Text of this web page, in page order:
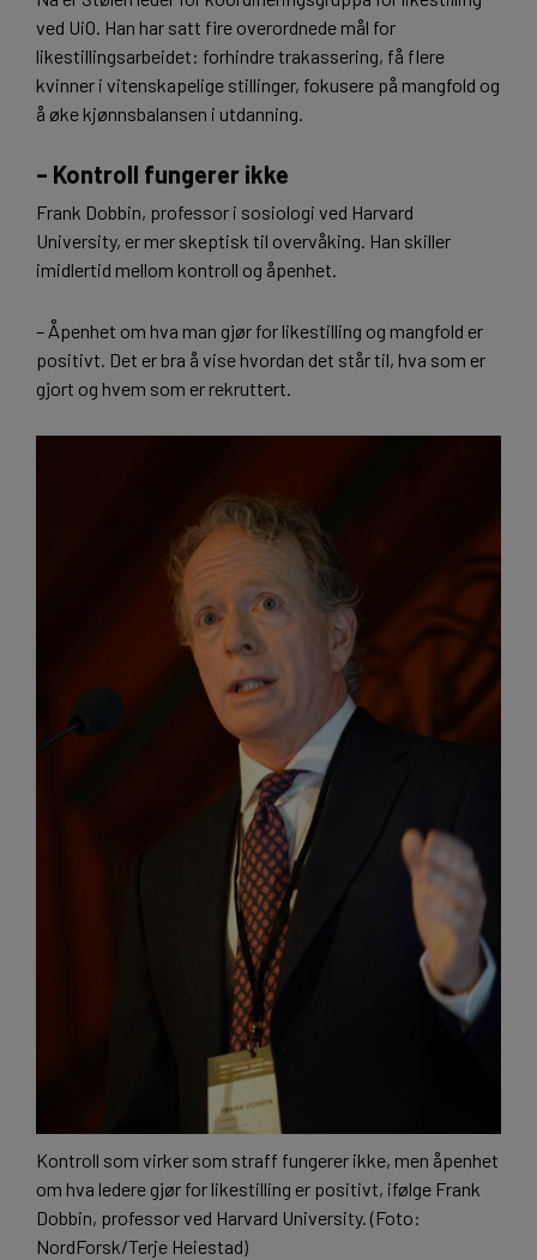
ved UiO. Han har satt fire overordnede mål for
likestillingsarbeidet: forhindre trakassering, få flere
kvinner i vitenskapelige stillinger, fokusere på mangfold og
å øke kjønnsbalansen i utdanning.
– Kontroll fungerer ikke
Frank Dobbin, professor i sosiologi ved Harvard
University, er mer skeptisk til overvåking. Han skiller
imidlertid mellom kontroll og åpenhet.
– Åpenhet om hva man gjør for likestilling og mangfold er
positivt. Det er bra å vise hvordan det står til, hva som er
gjort og hvem som er rekruttert.
Kontroll som virker som straff fungerer ikke, men åpenhet
om hva ledere gjør for likestilling er positivt, ifølge Frank
Dobbin, professor ved Harvard University. (Foto:
NordForsk/Terje Heiestad)